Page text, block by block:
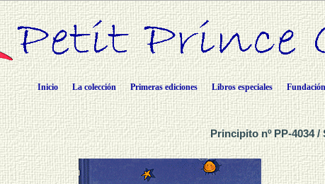
Inicio La colección Primeras ediciones Libros especiales Fundación
Principito nº PP-4034